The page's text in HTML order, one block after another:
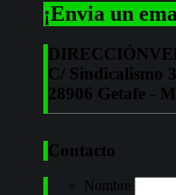
¡Envia un
DIRECCIÓN
C/ Sindicalismo
28906 Getafe -
Contacto
Nombre